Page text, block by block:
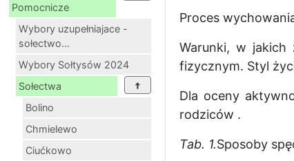
Pomocnicze
Wybory uzupełniajace -
sołectwo...
Wybory Sołtysów 2024
Sołectwa
Bolino
Chmielewo
Ciućkowo
Proces
Warunki, w
fizycznym. Styl
Dla oceny
rodziców .
Tab. 1.Sposoby